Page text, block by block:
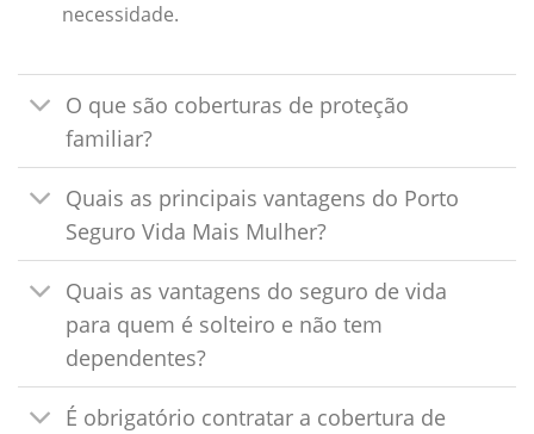
necessidade.
O que são coberturas de proteção
familiar?
Quais as principais vantagens do Porto
Seguro Vida Mais Mulher?
Quais as vantagens do seguro de vida
para quem é solteiro e não tem
dependentes?
É obrigatório contratar a cobertura de